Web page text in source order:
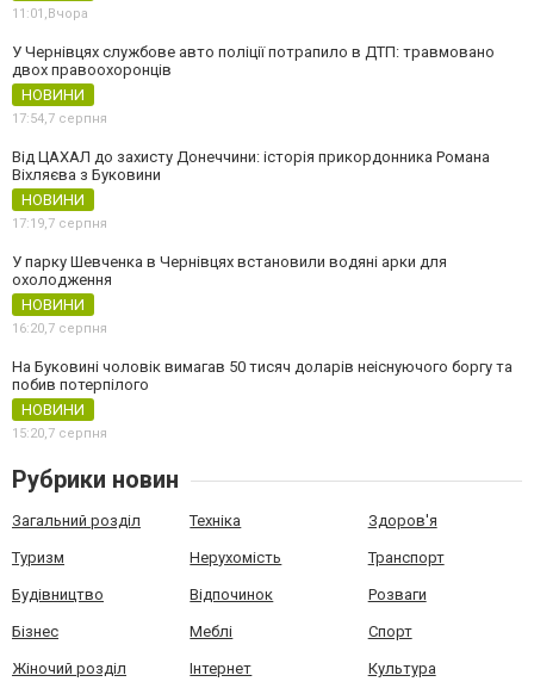
11:01, Вчора
У Чернівцях службове авто поліції потрапило в ДТП: травмовано
двох правоохоронців
НОВИНИ
17:54, 7 серпня
Від ЦАХАЛ до захисту Донеччини: історія прикордонника Романа
Віхляєва з Буковини
НОВИНИ
17:19, 7 серпня
У парку Шевченка в Чернівцях встановили водяні арки для
охолодження
НОВИНИ
16:20, 7 серпня
На Буковині чоловік вимагав 50 тисяч доларів неіснуючого боргу та
побив потерпілого
НОВИНИ
15:20, 7 серпня
Рубрики новин
Загальний розділ Техніка Здоров'я
Туризм Нерухомість Транспорт
Будівництво Відпочинок Розваги
Бізнес Меблі Спорт
Жіночий розділ Інтернет Культура